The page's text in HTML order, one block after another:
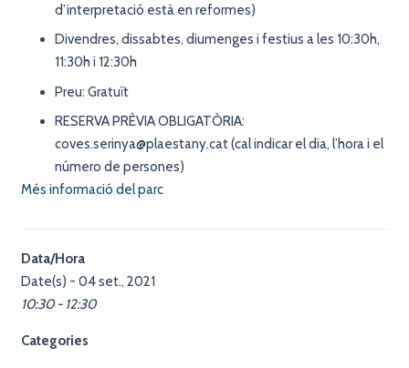
d’interpretació està en reformes)
Divendres, dissabtes, diumenges i festius a les 10:30h,
11:30h i 12:30h
Preu: Gratuït
RESERVA PRÈVIA OBLIGATÒRIA:
coves.serinya@plaestany.cat (cal indicar el dia, l’hora i el
número de persones)
Més informació del parc
Data/Hora
Date(s) - 04 set., 2021
10:30 - 12:30
Categories